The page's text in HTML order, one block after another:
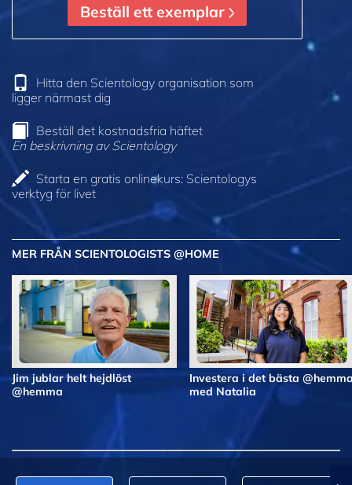
Beställ ett exemplar
Hitta den Scientology organisation som
ligger närmast dig
Beställ det kostnadsfria häftet
En beskrivning av Scientology
Starta en gratis onlinekurs: Scientologys
verktyg för livet
MER FRÅN SCIENTOLOGISTS @HOME
Jim jublar helt hejdlöst
@hemma
Investera i det bästa
med Natalia